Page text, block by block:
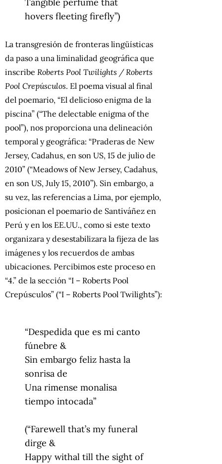
hovers fleeting firefly”)
La transgresión de fronteras lingüísticas
da paso a una liminalidad geográfica que
inscribe Roberts Pool Twilights / Roberts
Pool Crepúsculos. El poema visual al final
del poemario, “El delicioso enigma de la
piscina” (“The delectable enigma of the
pool”), nos proporciona una delineación
temporal y geográfica: “Praderas de New
Jersey, Cadahus, en son US, 15 de julio de
2010” (“Meadows of New Jersey, Cadahus,
en son US, July 15, 2010”). Sin embargo, a
su vez, las referencias a Lima, por ejemplo,
posicionan el poemario de Santiváñez en
Perú y en los EE.UU., como si este texto
organizara y desestabilizara la fijeza de las
imágenes y los recuerdos de ambas
ubicaciones. Percibimos este proceso en
“4.” de la sección “I – Roberts Pool
Crepúsculos” (“I – Roberts Pool Twilights”):
“Despedida que es mi canto
fúnebre &
Sin embargo feliz hasta la
sonrisa de
Una rimense monalisa
tiempo intocada”
(“Farewell that’s my funeral
dirge &
Happy withal till the sight of